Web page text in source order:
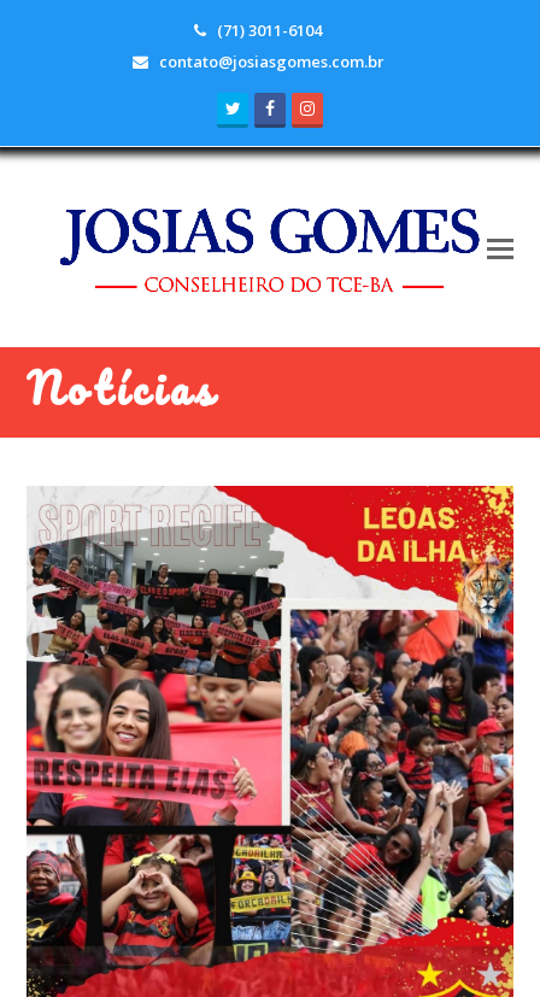
(71) 3011-6104
contato@josiasgomes.com.br
TwitterFacebook
Notícias